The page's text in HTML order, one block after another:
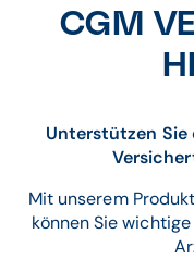
CGM
Unterstützen Sie
Mit unserem Produkt
können Sie